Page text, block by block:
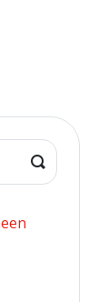
Toggle
Search